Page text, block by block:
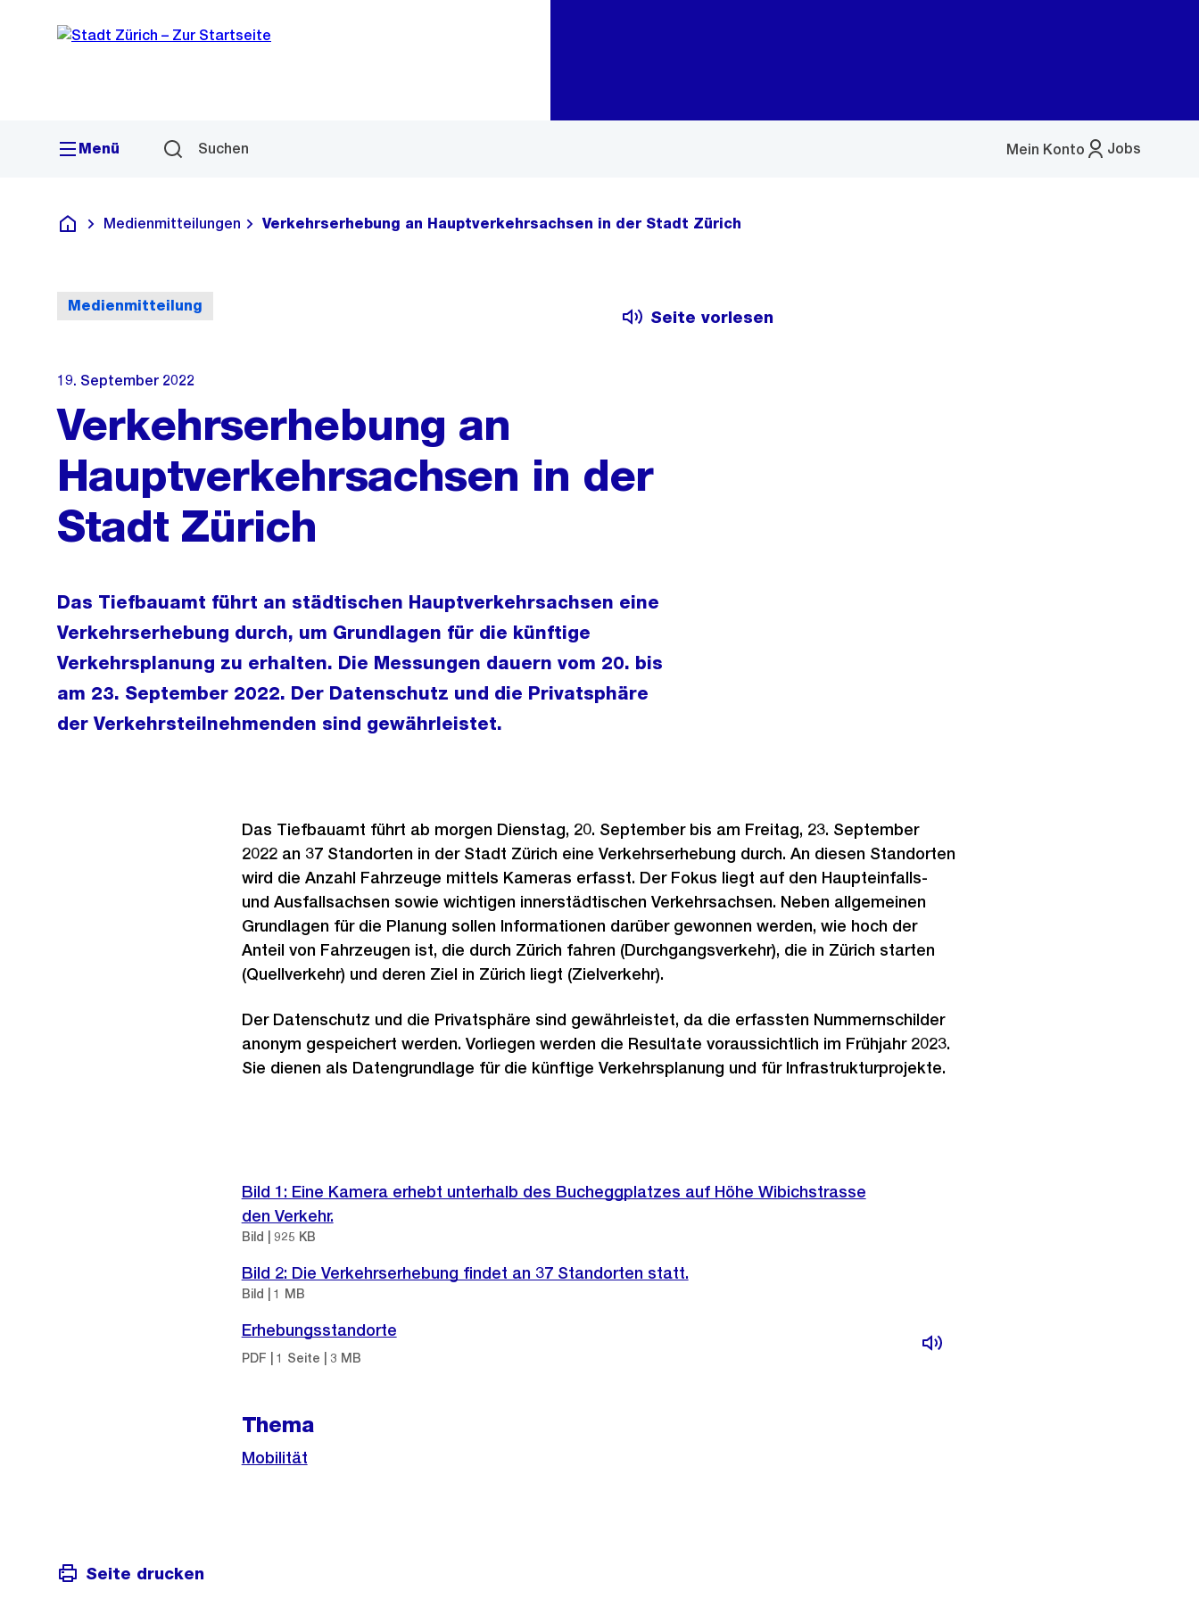
Navigation
Sprunglink
Menü Suchen Jobs
Mein Konto
Menü
Deutsch
Medienmitteilungen Verkehrserhebung an Hauptverkehrsachsen in der Stadt Zürich
Medienmitteilung
Seite vorlesen
19. September 2022
Verkehrserhebung an
Hauptverkehrsachsen in der
Stadt Zürich
Das Tiefbauamt führt an städtischen Hauptverkehrsachsen eine
Verkehrserhebung durch, um Grundlagen für die künftige
Verkehrsplanung zu erhalten. Die Messungen dauern vom 20. bis
am 23. September 2022. Der Datenschutz und die Privatsphäre
der Verkehrsteilnehmenden sind gewährleistet.
Das Tiefbauamt führt ab morgen Dienstag, 20. September bis am Freitag, 23. September
2022 an 37 Standorten in der Stadt Zürich eine Verkehrserhebung durch. An diesen Standorten
wird die Anzahl Fahrzeuge mittels Kameras erfasst. Der Fokus liegt auf den Haupteinfalls-
und Ausfallsachsen sowie wichtigen innerstädtischen Verkehrsachsen. Neben allgemeinen
Grundlagen für die Planung sollen Informationen darüber gewonnen werden, wie hoch der
Anteil von Fahrzeugen ist, die durch Zürich fahren (Durchgangsverkehr), die in Zürich starten
(Quellverkehr) und deren Ziel in Zürich liegt (Zielverkehr).
Der Datenschutz und die Privatsphäre sind gewährleistet, da die erfassten Nummernschilder
anonym gespeichert werden. Vorliegen werden die Resultate voraussichtlich im Frühjahr 2023.
Sie dienen als Datengrundlage für die künftige Verkehrsplanung und für Infrastrukturprojekte.
Bild 1: Eine Kamera erhebt unterhalb des Bucheggplatzes auf Höhe Wibichstrasse
den Verkehr.
Bild | 925 KB
Bild 2: Die Verkehrserhebung findet an 37 Standorten statt.
Bild | 1 MB
Erhebungsstandorte
PDF | 1 Seite | 3 MB
Thema
Mobilität
Seite drucken